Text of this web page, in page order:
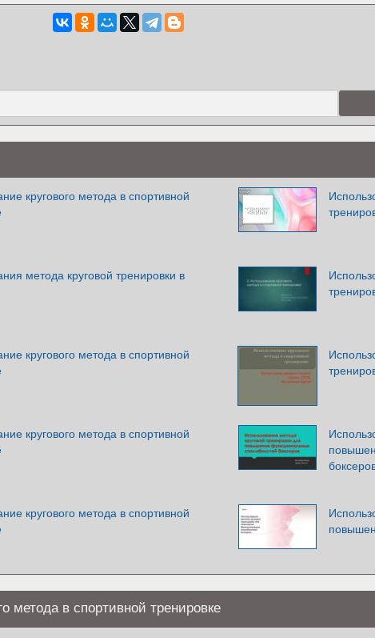
кругового метода в спортивной
метода круговой тренировки в
кругового метода в спортивной
кругового метода в спортивной
кругового метода в спортивной
метода в спортивной тренировке